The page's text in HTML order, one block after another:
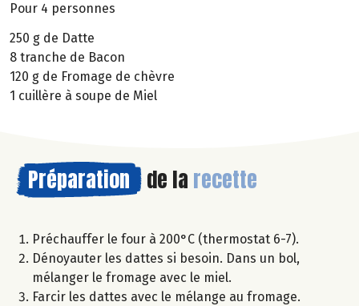
Pour 4 personnes
250 g de Datte
8 tranche de Bacon
120 g de Fromage de chèvre
1 cuillère à soupe de Miel
Préparation de la recette
Préchauffer le four à 200°C (thermostat 6-7).
Dénoyauter les dattes si besoin. Dans un bol,
mélanger le fromage avec le miel.
Farcir les dattes avec le mélange au fromage.